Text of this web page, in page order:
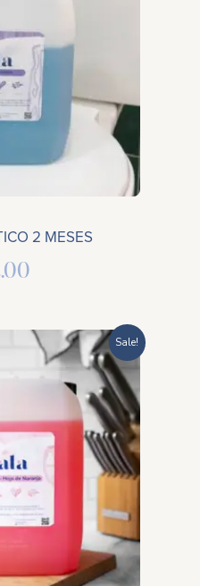
2 MESES
$722.00
hasta
$2,792.00
Sale!
Rango
precios:
desde
$285.20
hasta
$996.00